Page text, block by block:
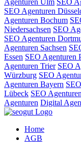
Agenturen Ulm SEO
SEO Agenturen
Agenturen Bochum
Niedersachsen SEO
SEO Agenturen
Agenturen Sachsen
Essen SEO Agenturen
Agenturen Trier SEO
Würzburg SEO
Agenturen Bayern
Lübeck SEO
Agenturen Digital
Home
AGB